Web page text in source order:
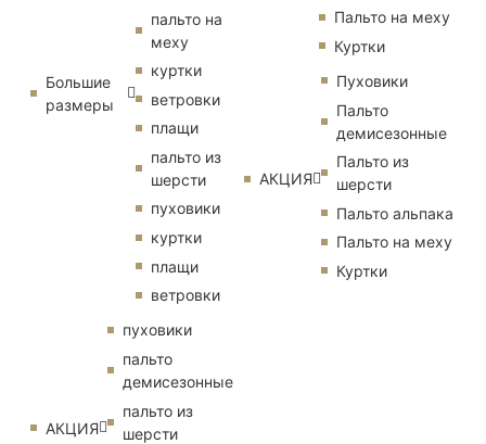
Большие
размеры
пальто на
меху
куртки
ветровки
плащи
пальто из
шерсти
пуховики
куртки
плащи
ветровки
АКЦИЯ
пуховики
пальто
демисезонные
пальто из
шерсти
Пальто на меху
Куртки
АКЦИЯ
Пуховики
Пальто
демисезонные
Пальто из
шерсти
Пальто альпака
Пальто на меху
Куртки